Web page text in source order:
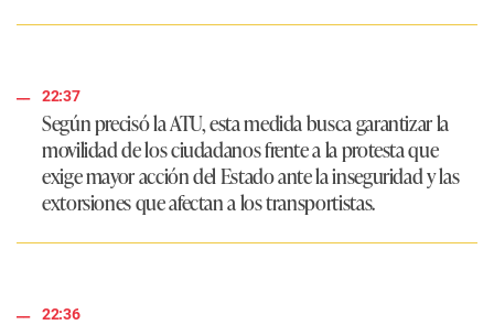
22:37
Según precisó la ATU, esta medidabusca garantizar la
movilidad de los ciudadanos frente a la protesta que
exige mayor acción del Estado ante la inseguridad y las
extorsiones que afectan a los transportistas.
22:36